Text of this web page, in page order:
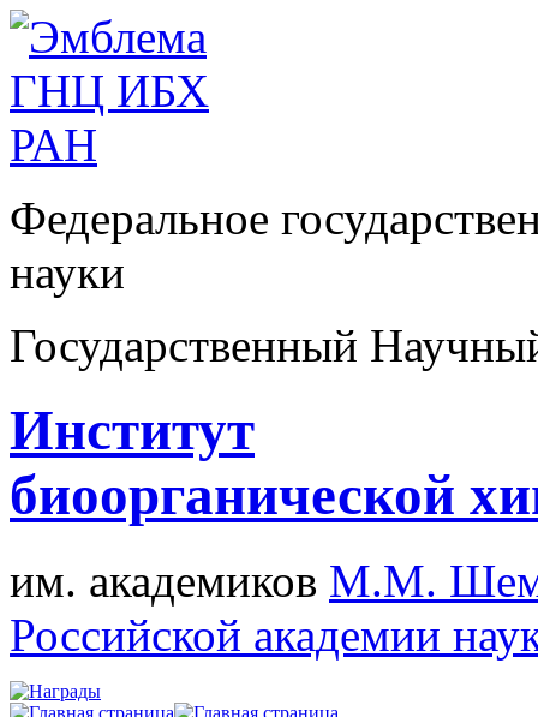
Федеральное
науки
Государственный
Институт
биоорганической
им. академиков М.М.
Российской академии